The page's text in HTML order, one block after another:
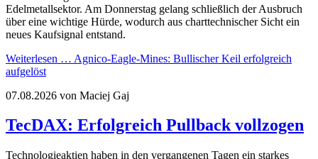
Edelmetallsektor. Am Donnerstag gelang schließlich der Ausbruch
über eine wichtige Hürde, wodurch aus charttechnischer Sicht ein
neues Kaufsignal entstand.
Weiterlesen … Agnico-Eagle-Mines: Bullischer Keil erfolgreich
aufgelöst
07.08.2026 von Maciej Gaj
TecDAX: Erfolgreich Pullback vollzogen
Technologieaktien haben in den vergangenen Tagen ein starkes